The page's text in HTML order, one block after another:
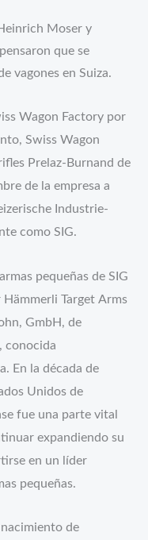
Moser y
que se
vagones en Suiza.
Wagon Factory por
Swiss Wagon
Prelaz-Burnand de
de la empresa a
Industrie-
como SIG.
pequeñas de SIG
Target Arms
GmbH, de
conocida
En la década de
Unidos de
fue una parte vital
expandiendo su
en un líder
pequeñas.
de